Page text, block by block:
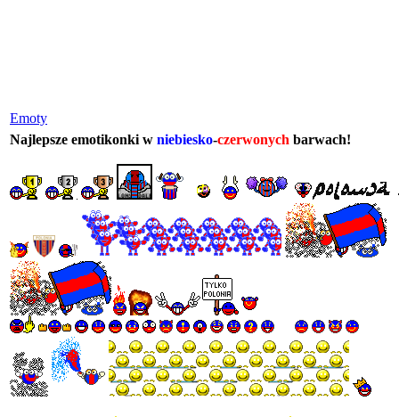
Emoty
Najlepsze emotikonki w niebiesko-czerwonych barwach!